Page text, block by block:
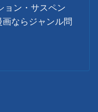
ョン・サスペン
ならジャンル問